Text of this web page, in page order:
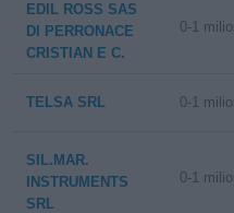
EDIL ROSS SAS
DI PERRONACE
CRISTIAN E C.
0-1
TELSA SRL 0-1
SIL.MAR.
INSTRUMENTS
SRL
0-1